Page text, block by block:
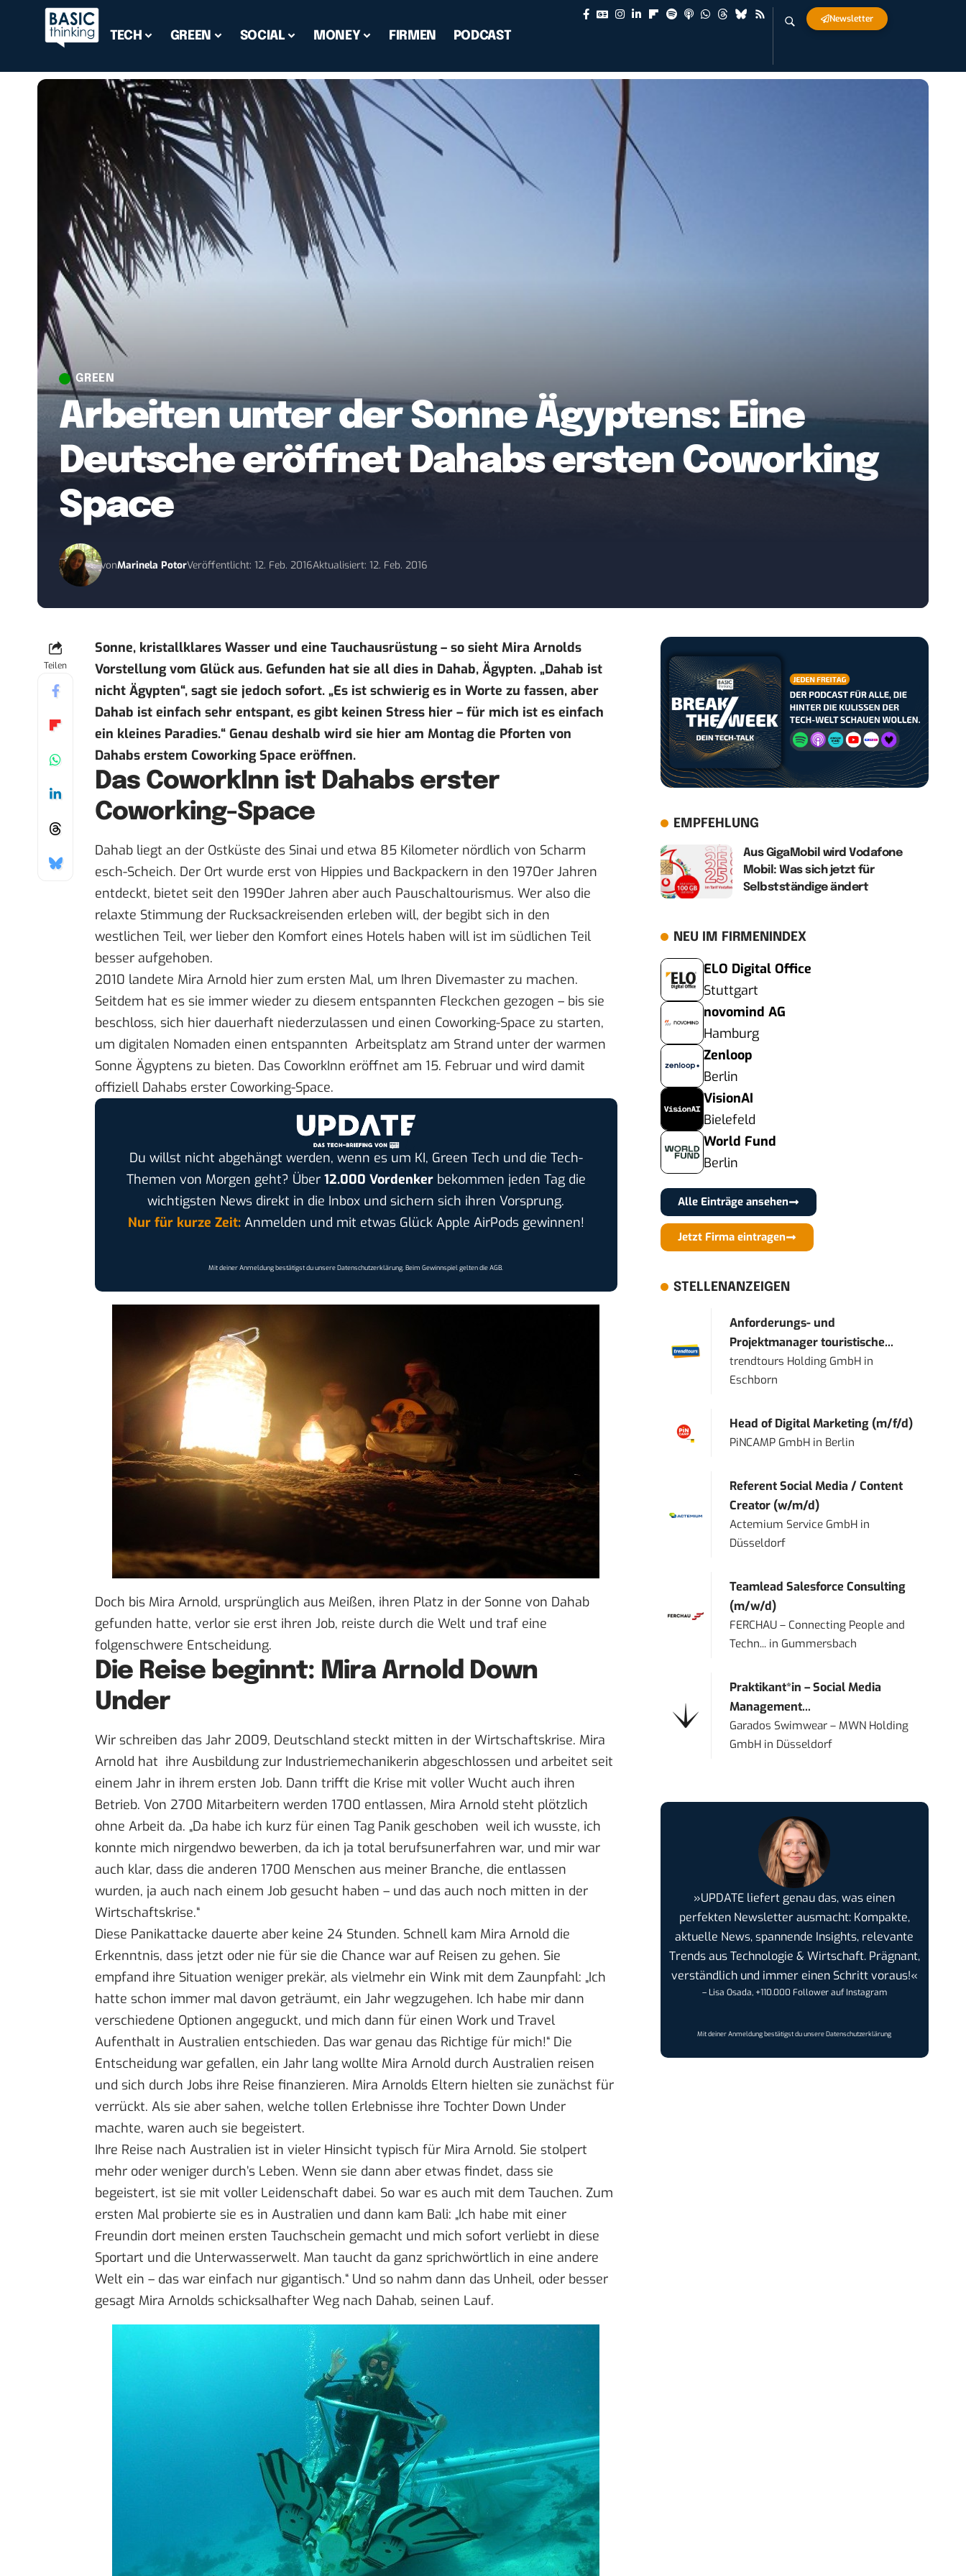
TECH GREEN SOCIAL MONEY FIRMEN PODCAST
Newsletter
GREEN
Arbeiten unter der Sonne Ägyptens: Eine
Deutsche eröffnet Dahabs ersten Coworking
Space
vonMarinela PotorVeröffentlicht: 12. Feb. 2016Aktualisiert: 12. Feb. 2016
Teilen
Sonne, kristallklares Wasser und eine Tauchausrüstung – so sieht Mira Arnolds
Vorstellung vom Glück aus. Gefunden hat sie all dies in Dahab, Ägypten. „Dahab ist
nicht Ägypten“, sagt sie jedoch sofort. „Es ist schwierig es in Worte zu fassen, aber
Dahab ist einfach sehr entspant, es gibt keinen Stress hier – für mich ist es einfach
ein kleines Paradies.“ Genau deshalb wird sie hier am Montag die Pforten von
Dahabs erstem Coworking Space eröffnen.
Das CoworkInn ist Dahabs erster
Coworking-Space
Dahab liegt an der Ostküste des Sinai und etwa 85 Kilometer nördlich von Scharm
esch-Scheich. Der Ort wurde erst von Hippies und Backpackern in den 1970er Jahren
entdeckt, bietet seit den 1990er Jahren aber auch Pauschaltourismus. Wer also die
relaxte Stimmung der Rucksackreisenden erleben will, der begibt sich in den
westlichen Teil, wer lieber den Komfort eines Hotels haben will ist im südlichen Teil
besser aufgehoben.
2010 landete Mira Arnold hier zum ersten Mal, um Ihren Divemaster zu machen.
Seitdem hat es sie immer wieder zu diesem entspannten Fleckchen gezogen – bis sie
beschloss, sich hier dauerhaft niederzulassen und einen Coworking-Space zu starten,
um digitalen Nomaden einen entspannten Arbeitsplatz am Strand unter der warmen
Sonne Ägyptens zu bieten. Das CoworkInn eröffnet am 15. Februar und wird damit
offiziell Dahabs erster Coworking-Space.
Du willst nicht abgehängt werden, wenn es um KI, Green Tech und die Tech-
Themen von Morgen geht? Über 12.000 Vordenkerbekommen jeden Tag die
wichtigsten News direkt in die Inbox und sichern sich ihren Vorsprung.
Nur für kurze Zeit:Anmelden und mit etwas Glück Apple AirPods gewinnen!
Mit deiner Anmeldung bestätigst du unsereDatenschutzerklärung. Beim Gewinnspiel gelten dieAGB.
Doch bis Mira Arnold, ursprünglich aus Meißen, ihren Platz in der Sonne von Dahab
gefunden hatte, verlor sie erst ihren Job, reiste durch die Welt und traf eine
folgenschwere Entscheidung.
Die Reise beginnt: Mira Arnold Down
Under
Wir schreiben das Jahr 2009, Deutschland steckt mitten in der Wirtschaftskrise. Mira
Arnold hat ihre Ausbildung zur Industriemechanikerin abgeschlossen und arbeitet seit
einem Jahr in ihrem ersten Job. Dann trifft die Krise mit voller Wucht auch ihren
Betrieb. Von 2700 Mitarbeitern werden 1700 entlassen, Mira Arnold steht plötzlich
ohne Arbeit da. „Da habe ich kurz für einen Tag Panik geschoben weil ich wusste, ich
konnte mich nirgendwo bewerben, da ich ja total berufsunerfahren war, und mir war
auch klar, dass die anderen 1700 Menschen aus meiner Branche, die entlassen
wurden, ja auch nach einem Job gesucht haben – und das auch noch mitten in der
Wirtschaftskrise.“
Diese Panikattacke dauerte aber keine 24 Stunden. Schnell kam Mira Arnold die
Erkenntnis, dass jetzt oder nie für sie die Chance war auf Reisen zu gehen. Sie
empfand ihre Situation weniger prekär, als vielmehr ein Wink mit dem Zaunpfahl: „Ich
hatte schon immer mal davon geträumt, ein Jahr wegzugehen. Ich habe mir dann
verschiedene Optionen angeguckt, und mich dann für einen Work und Travel
Aufenthalt in Australien entschieden. Das war genau das Richtige für mich!“ Die
Entscheidung war gefallen, ein Jahr lang wollte Mira Arnold durch Australien reisen
und sich durch Jobs ihre Reise finanzieren. Mira Arnolds Eltern hielten sie zunächst für
verrückt. Als sie aber sahen, welche tollen Erlebnisse ihre Tochter Down Under
machte, waren auch sie begeistert.
Ihre Reise nach Australien ist in vieler Hinsicht typisch für Mira Arnold. Sie stolpert
mehr oder weniger durch’s Leben. Wenn sie dann aber etwas findet, dass sie
begeistert, ist sie mit voller Leidenschaft dabei. So war es auch mit dem Tauchen. Zum
ersten Mal probierte sie es in Australien und dann kam Bali: „Ich habe mit einer
Freundin dort meinen ersten Tauchschein gemacht und mich sofort verliebt in diese
Sportart und die Unterwasserwelt. Man taucht da ganz sprichwörtlich in eine andere
Welt ein – das war einfach nur gigantisch.“ Und so nahm dann das Unheil, oder besser
gesagt Mira Arnolds schicksalhafter Weg nach Dahab, seinen Lauf.
EMPFEHLUNG
Aus GigaMobil wird Vodafone
Mobil: Was sich jetzt für
Selbstständige ändert
NEU IM FIRMENINDEX
ELO Digital Office
Stuttgart
novomind AG
Hamburg
Zenloop
Berlin
VisionAI
Bielefeld
World Fund
Berlin
Alle Einträge ansehen
Jetzt Firma eintragen
STELLENANZEIGEN
Anforderungs- und
Projektmanager touristische...
trendtours Holding GmbH in
Eschborn
Head of Digital Marketing (m/f/d)
PiNCAMP GmbH in Berlin
Referent Social Media / Content
Creator (w/m/d)
Actemium Service GmbH in
Düsseldorf
Teamlead Salesforce Consulting
(m/w/d)
FERCHAU – Connecting People and
Techn... in Gummersbach
Praktikant*in – Social Media
Management...
Garados Swimwear – MWN Holding
GmbH in Düsseldorf
»UPDATE liefert genau das, was einen
perfekten Newsletter ausmacht: Kompakte,
aktuelle News, spannende Insights, relevante
Trends aus Technologie & Wirtschaft. Prägnant,
verständlich und immer einen Schritt voraus!«
– Lisa Osada, +110.000 Follower auf Instagram
Mit deiner Anmeldung bestätigst du unsereDatenschutzerklärung